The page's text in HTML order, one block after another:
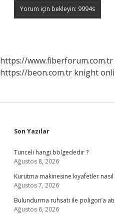
https://www.fiberforum.com.tr
https://beon.com.tr knight
Sidebar
Son Yazılar
Tunceli hangi bölgededir ?
Ağustos 8, 2026
Kurutma makinesine kıyafetler
Ağustos 7, 2026
Bulundurma ruhsatı ile poligon’a
Ağustos 6, 2026